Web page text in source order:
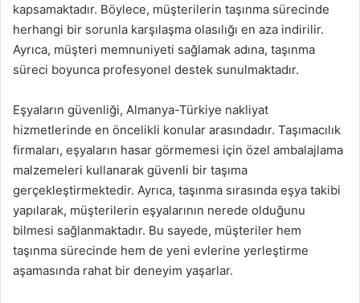
kapsamaktadır. Böylece, müşterilerin taşınma sürecinde
herhangi bir sorunla karşılaşma olasılığı en aza indirilir.
Ayrıca, müşteri memnuniyeti sağlamak adına, taşınma
süreci boyunca profesyonel destek sunulmaktadır.
Eşyaların güvenliği, Almanya-Türkiye nakliyat
hizmetlerinde en öncelikli konular arasındadır. Taşımacılık
firmaları, eşyaların hasar görmemesi için özel ambalajlama
malzemeleri kullanarak güvenli bir taşıma
gerçekleştirmektedir. Ayrıca, taşınma sırasında eşya takibi
yapılarak, müşterilerin eşyalarının nerede olduğunu
bilmesi sağlanmaktadır. Bu sayede, müşteriler hem
taşınma sürecinde hem de yeni evlerine yerleştirme
aşamasında rahat bir deneyim yaşarlar.